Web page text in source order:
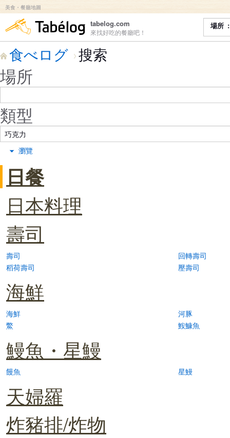
美食・餐廳地圖
食べログ
tabelog.com
來找好吃的餐廳吧！
場所
食べログ 搜索
場所
類型
瀏覽
日餐
日本料理
壽司
壽司
回轉壽司
稻荷壽司
壓壽司
海鮮
海鮮
河豚
鱉
鮟鱇魚
鰻魚・星鰻
饅魚 星鰻
天婦羅
炸豬排/炸物